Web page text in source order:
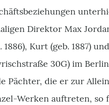
Direktor Max
1886), Kurt (geb. 1887)
30G) im
Pächter, die er zur
Werken auftreten, so